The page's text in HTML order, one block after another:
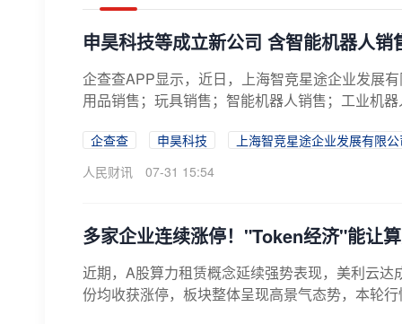
申昊科技等成立新公司 含智能机器人销
企查查APP显示，近日，上海智竞星途企业发展
用品销售；玩具销售；智能机器人销售；工业机
企查查 申昊科技
上海智竞星途企业发展有限
人民财讯
07-31 15:54
多家企业连续涨停！"Token经济"能让
近期，A股算力租赁概念延续强势表现，美利云
份均收获涨停，板块整体呈现高景气态势，本轮